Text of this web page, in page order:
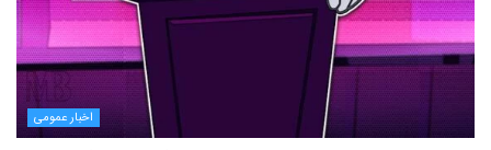
اخبار عمومی